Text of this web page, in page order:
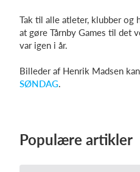
Tak til alle atleter, klubber
at gøre Tårnby Games til det
var igen i år.
Billeder af Henrik Madsen
SØNDAG.
Populære artikler